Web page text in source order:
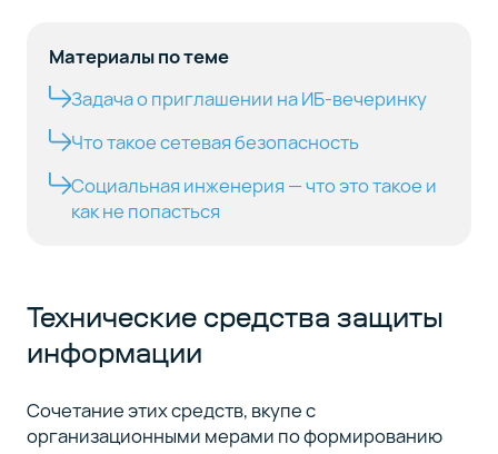
Материалы по теме
Задача о приглашении на ИБ-вечеринку
Что такое сетевая безопасность
Социальная инженерия — что это такое и
как не попасться
Технические средства защиты
информации
Сочетание этих средств, вкупе с
организационными мерами по формированию